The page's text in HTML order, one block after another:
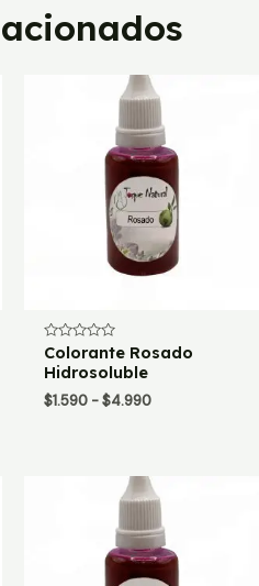
Valorado
con
0
5
Colorante Rosado
Hidrosoluble
$1.590 - $4.990Rango
hasta
$4.990